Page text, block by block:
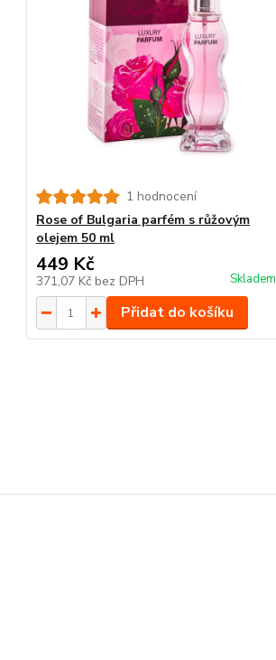
1 hodnocení
Rose of Bulgaria parfém s růžovým
olejem 50 ml
449 Kč
371,07 Kč bez DPH Skladem
Přidat do košíku